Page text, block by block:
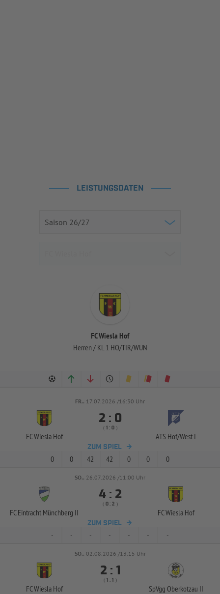
LEISTUNGSDATEN
FC Wiesla Hof
Herren / KL 1 HO/TIR/WUN
FR.. 17.07.2026 /16:30 Uhr
FC Wiesla Hof
 : 
(  :  )
ATS Hof/West I
ZUM SPIEL
0 0 42 42 0 0 0
SO.. 26.07.2026 /11:00 Uhr
FC Eintracht Münchberg II
 : 
( :  )
FC Wiesla Hof
ZUM SPIEL
- - - - - - -
SO.. 02.08.2026 /13:15 Uhr
FC Wiesla Hof
 : 
(  :  )
SpVgg Oberkotzau II